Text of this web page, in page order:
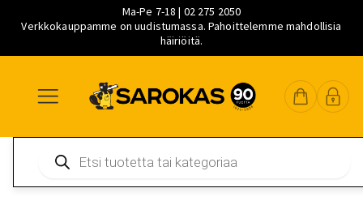
Ma-Pe 7-18 | 02 275 2050
Verkkokauppamme on uudistumassa. Pahoittelemme mahdollisia
häiriöitä.
navigointiin
sisältöön
pääsisältöön
search